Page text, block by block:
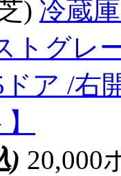
) 冷蔵
トグレ
ドア /右
) 20,000